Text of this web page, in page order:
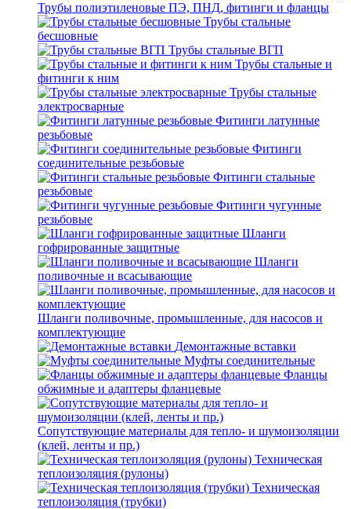
Трубы полиэтиленовые ПЭ, ПНД, фитинги и фланцы
Трубы стальные
бесшовные
Трубы стальные ВГП
Трубы стальные и
фитинги к ним
Трубы стальные
электросварные
Фитинги латунные
резьбовые
Фитинги
соединительные резьбовые
Фитинги стальные
резьбовые
Фитинги чугунные
резьбовые
Шланги
гофрированные защитные
Шланги
поливочные и всасывающие
Шланги поливочные, промышленные, для насосов и
комплектующие
Демонтажные вставки
Муфты соединительные
Фланцы
обжимные и адаптеры фланцевые
Сопутствующие материалы для тепло- и шумоизоляции
(клей, ленты и пр.)
Техническая
теплоизоляция (рулоны)
Техническая
теплоизоляция (трубки)